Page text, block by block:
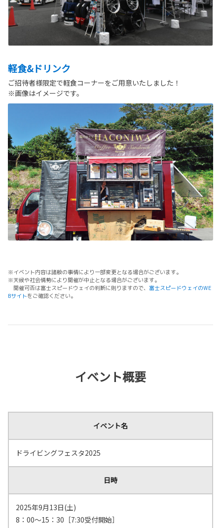
軽食&ドリンク
ご招待者様限定で軽食コーナーをご用意いたしました！
※画像はイメージです。
※イベント内容は諸般の事情により一部変更となる場合がございます。
※天候や社会情勢により開催が中止となる場合がございます。
開催可否は富士スピードウェイの判断に則りますので、 富士スピードウェイのWE
Bサイトをご確認ください。
イベント概要
イベント名
ドライビングフェスタ2025
日時
2025年9月13日(土)
8：00～15：30［7:30受付開始］